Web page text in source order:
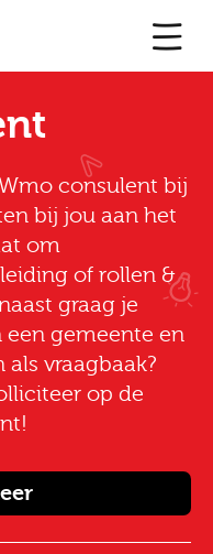
consulent bij
bij jou aan het
om
of rollen &
graag je
een gemeente en
vraagbaak?
op de